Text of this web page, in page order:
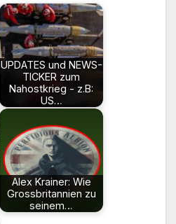
UPDATES und NEWS-
TICKER zum
Nahostkrieg - z.B:
US…
Alex Krainer: Wie
Grossbritannien zu
seinem…